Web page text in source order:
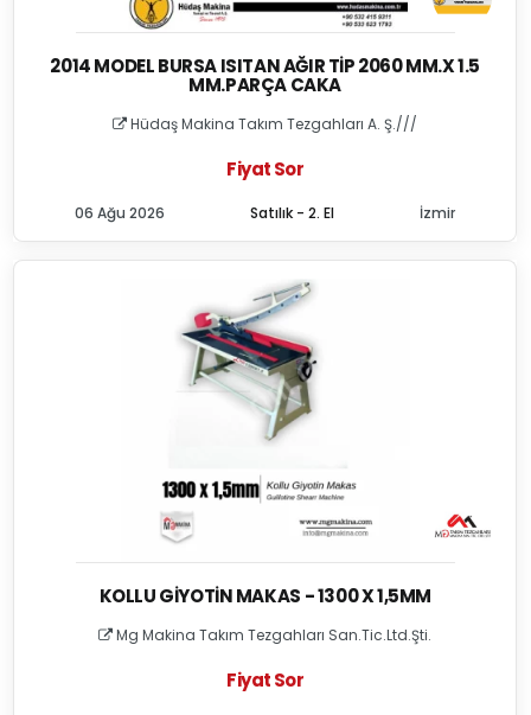
2014 MODEL BURSA ISITAN AĞIR TIP 2060 MM.X 1.5
MM.PARÇA CAKA
Hüdaş Makina Takım Tezgahları A. Ş.///
Fiyat Sor
Satılık - 2. El
06 Ağu 2026 İzmir
KOLLU GIYOTIN MAKAS - 1300 X 1,5MM
Mg Makina Takım Tezgahları San.Tic.Ltd.Şti.
Fiyat Sor